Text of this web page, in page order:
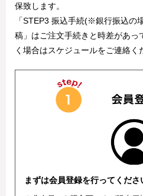
保致します。
「STEP3 振込手続(※銀行振込の
稿」はご注文手続きと時差があっ
く場合はスケジュールをご連絡く
まずは会員登録を行ってくださ